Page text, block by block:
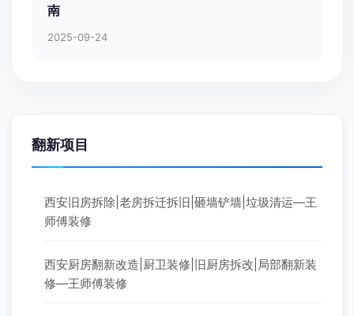
南
2025-09-24
翻新项目
西安旧房拆除|老房拆迁拆旧|砸墙铲墙|垃圾清运—王
师傅装修
西安厨房翻新改造|厨卫装修|旧厨房拆改|局部翻新装
修—王师傅装修